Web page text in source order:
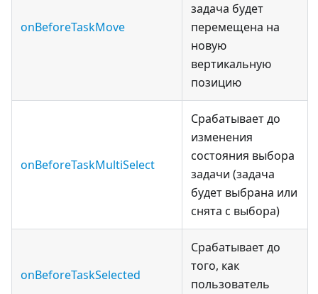
onBeforeTaskMove
задача будет
перемещена на
новую
вертикальную
позицию
onBeforeTaskMultiSelect
Срабатывает до
изменения
состояния выбора
задачи (задача
будет выбрана или
снята с выбора)
onBeforeTaskSelected
Срабатывает до
того, как
пользователь